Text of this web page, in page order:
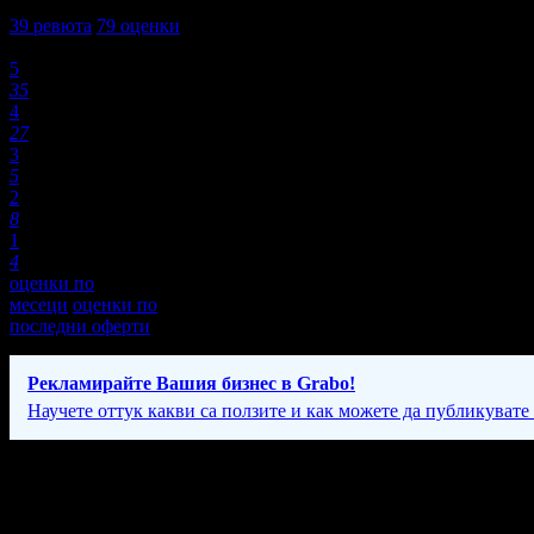
39 ревюта 79 оценки
5
35
4
27
3
5
2
8
1
4
оценки по
месеци оценки по
последни оферти
Рекламирайте Вашия бизнес в Grabo!
Научете оттук какви са ползите и как можете да публикувате